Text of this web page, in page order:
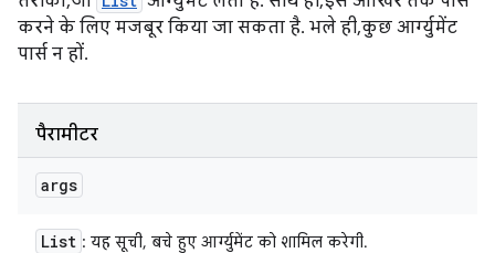
करने के लिए मजबूर किया जा सकता है. भले ही, कुछ आर्ग्युमेंट
पार्स न हों.
पैरामीटर
args
List : यह सूची, बचे हुए आर्ग्युमेंट को शामिल करेगी.